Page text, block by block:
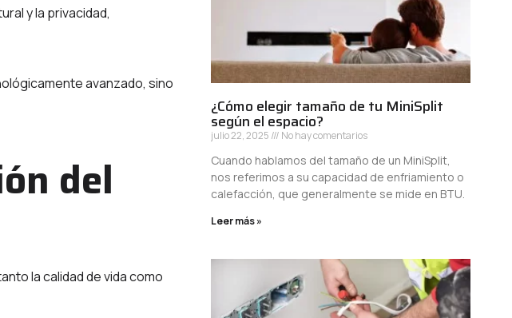
y la privacidad,
avanzado, sino
del
la calidad de vida como
¿Cómo elegir tamaño de tu MiniSplit
según el espacio?
julio 22, 2025 No hay comentarios
Cuando hablamos del tamaño de un MiniSplit,
nos referimos a su capacidad de enfriamiento o
calefacción, que generalmente se mide en BTU.
Leer más »